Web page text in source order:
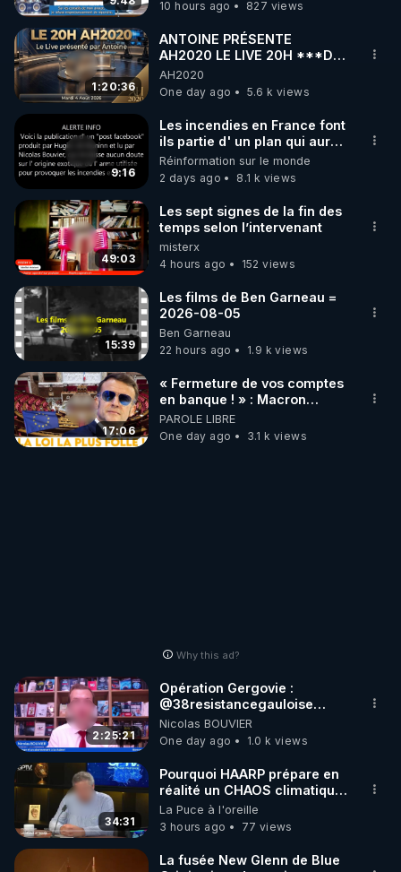
code : REGENERE10
▶ 30 jours gratuit sur l’application de méditation et
de bien-être ENVOL :
Rendez-vous sur https://www.envol.app/code
le code : REGENERE
10 hours ago 827 views
1:20:36
ANTOINE PRÉSENTE
AH2020 LE LIVE 20H ***DU
04/08/2026*** 📷LE
GRAND RÉVEIL EST EN
MARCHE 📷
AH2020
One day ago
5.6 k views
9:16
Les incendies en France font
ils partie d' un plan qui aurait
débuté le 11 septembre 2001
?
Réinformation sur le monde
2 days ago
8.1 k views
49:03
Les sept signes de la fin des
temps selon l’intervenant
misterx
4 hours ago
152 views
15:39
Les films de Ben Garneau =
2026-08-05
Ben Garneau
22 hours ago
1.9 k views
17:06
« Fermeture de vos comptes
en banque ! » : Macron
impose une loi folle !
PAROLE LIBRE
One day ago
3.1 k views
Why this ad?
2:25:21
Opération Gergovie :
‪@38resistancegauloise‬
‪@MarionSigautOfficiel‬
‪@gladysriifard5710‬ Laëtitia
Nicolas BOUVIER
One day ago
1.0 k views
34:31
Pourquoi HAARP prépare en
réalité un CHAOS climatique,
on répond
La Puce à l'oreille
3 hours ago
77 views
La fusée New Glenn de Blue